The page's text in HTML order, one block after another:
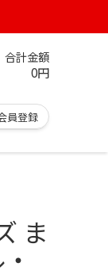
合計金額
0円
員登録
ま